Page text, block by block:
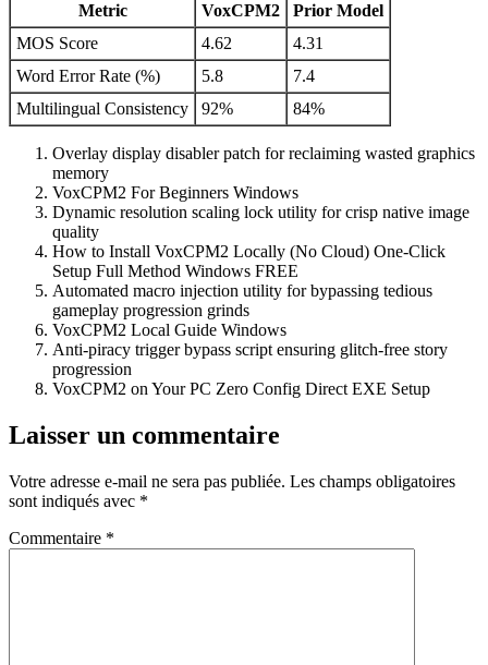
Metric VoxCPM2
Prior Model
MOS Score
4.62
4.31
Word Error Rate (%)
5.8
7.4
Multilingual Consistency
92% 84%
Overlay display disabler patch for reclaiming wasted graphics
memory
VoxCPM2 For Beginners Windows
Dynamic resolution scaling lock utility for crisp native image
quality
How to Install VoxCPM2 Locally (No Cloud) One-Click
Setup Full Method Windows FREE
Automated macro injection utility for bypassing tedious
gameplay progression grinds
VoxCPM2 Local Guide Windows
Anti-piracy trigger bypass script ensuring glitch-free story
progression
VoxCPM2 on Your PC Zero Config Direct EXE Setup
Laisser un commentaire
Votre adresse e-mail ne sera pas publiée. Les champs obligatoires
sont indiqués avec *
Commentaire *